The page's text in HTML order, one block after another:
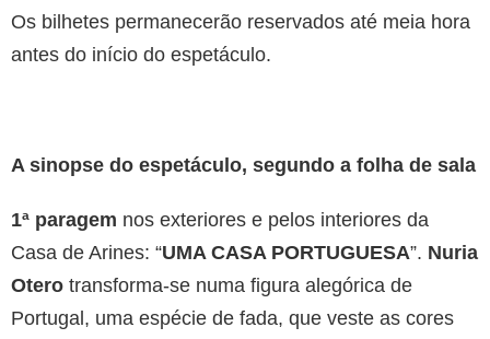
Os bilhetes permanecerão reservados até meia hora
antes do início do espetáculo.
A sinopse do espetáculo, segundo a folha de sala
1ª paragem nos exteriores e pelos interiores da
Casa de Arines: “UMA CASA PORTUGUESA”. Nuria
Otero transforma-se numa figura alegórica de
Portugal, uma espécie de fada, que veste as cores